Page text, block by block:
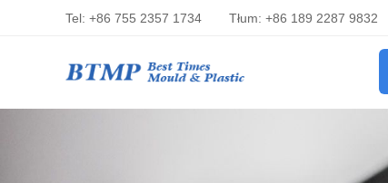
Tel: +86 755 2357 1734 Tłum: +86 189 2287 9832